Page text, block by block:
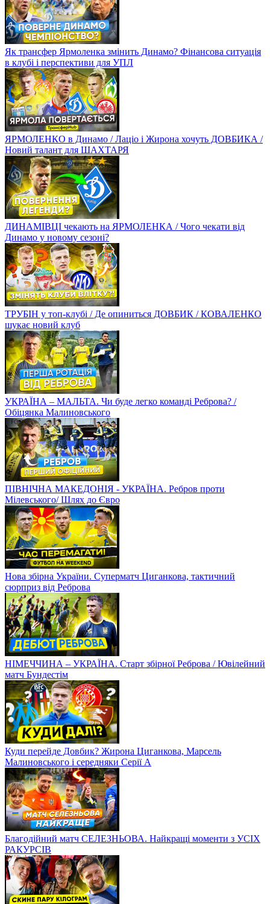
Як трансфер Ярмоленка змінить Динамо? Фінансова ситуація
в клубі і перспективи для УПЛ
ЯРМОЛЕНКО в Динамо / Лаціо і Жирона хочуть ДОВБИКА /
Новий талант для ШАХТАРЯ
ДИНАМІВЦІ чекають на ЯРМОЛЕНКА / Чого чекати від
Динамо у новому сезоні?
ТРУБІН у топ-клубі / Де опиниться ДОВБИК / КОВАЛЕНКО
шукає новий клуб
УКРАЇНА – МАЛЬТА. Чи буде легко команді Реброва? /
Обіцянка Малиновського
ПІВНІЧНА МАКЕДОНІЯ - УКРАЇНА. Ребров проти
Мілевського/ Шлях до Євро
Нова збірна України. Суперматч Циганкова, тактичний
сюрприз від Реброва
НІМЕЧЧИНА – УКРАЇНА. Старт збірної Реброва / Ювілейний
матч Бундестім
Куди перейде Довбик? Жирона Циганкова, Марсель
Малиновського і середняки Серії А
Благодійний матч СЕЛЕЗНЬОВА. Найкращі моменти з УСІХ
РАКУРСІВ